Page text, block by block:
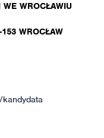
WROCŁAWIU
WROCŁAW